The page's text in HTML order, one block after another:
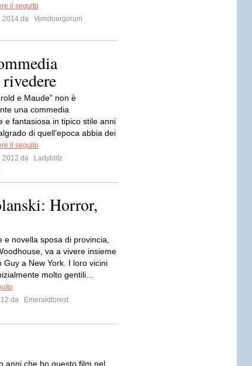
il seguito
2014 da
Vomitoergorum
e Maude” non è
una commedia
e fantasiosa in tipico stile anni
di quell’epoca abbia dei
il seguito
2012 da
Ladyblitz
Horror,
e novella sposa di provincia,
va a vivere insieme
Guy a New York. I loro vicini
molto gentili...
da
Emeraldforest
anni che ho questo film nel